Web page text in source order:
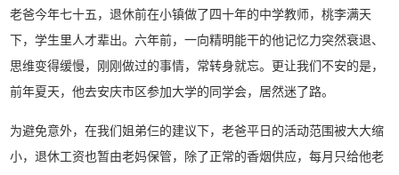
老爸今年七十五，退休前在小镇做了四十年的中学教师，桃李满天
下，学生里人才辈出。六年前，一向精明能干的他记忆力突然衰退、
思维变得缓慢，刚刚做过的事情，常转身就忘。更让我们不安的是，
前年夏天，他去安庆市区参加大学的同学会，居然迷了路。
为避免意外，在我们姐弟仨的建议下，老爸平日的活动范围被大大缩
小，退休工资也暂由老妈保管，除了正常的香烟供应，每月只给他老